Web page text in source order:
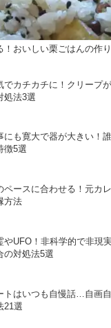
！おいしい栗ごはんの作
でカチカチに！クリープ
処法3選
にも寛大で器が大きい！
徴5選
ペースに合わせる！元カ
方法
やUFO！非科学的で非現
の対処法5選
トはいつも自慢話…自画
21選